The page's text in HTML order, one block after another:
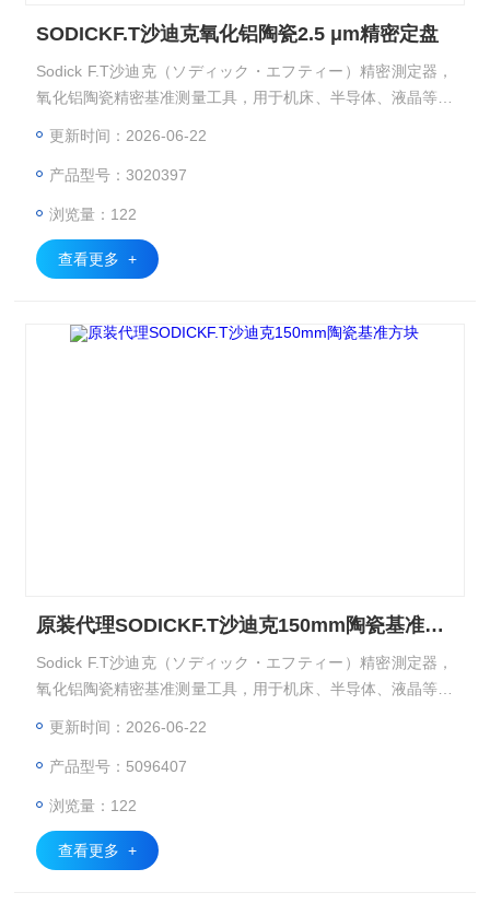
SODICKF.T沙迪克氧化铝陶瓷2.5 μm精密定盘
Sodick F.T沙迪克（ソディック・エフティー）精密測定器，
氧化铝陶瓷精密基准测量工具，用于机床、半导体、液晶等超
瓷精密定盘做检测基准，避免静电与粉尘。 计量室校准：用
更新时间：2026-06-22
产品型号：3020397
浏览量：122
查看更多 +
原装代理SODICKF.T沙迪克150mm陶瓷基准方块
Sodick F.T沙迪克（ソディック・エフティー）精密測定器，
氧化铝陶瓷精密基准测量工具，用于机床、半导体、液晶等超
瓷精密定盘做检测基准，避免静电与粉尘。 计量室校准：用
更新时间：2026-06-22
产品型号：5096407
浏览量：122
查看更多 +